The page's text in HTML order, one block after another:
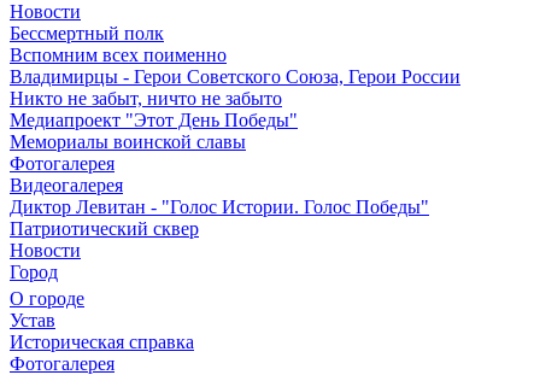
Новости
Бессмертный полк
Вспомним всех поименно
Владимирцы - Герои Советского Союза, Герои России
Никто не забыт, ничто не забыто
Медиапроект "Этот День Победы"
Мемориалы воинской славы
Фотогалерея
Видеогалерея
Диктор Левитан - "Голос Истории. Голос Победы"
Патриотический сквер
Новости
Город
О городе
Устав
Историческая справка
Фотогалерея